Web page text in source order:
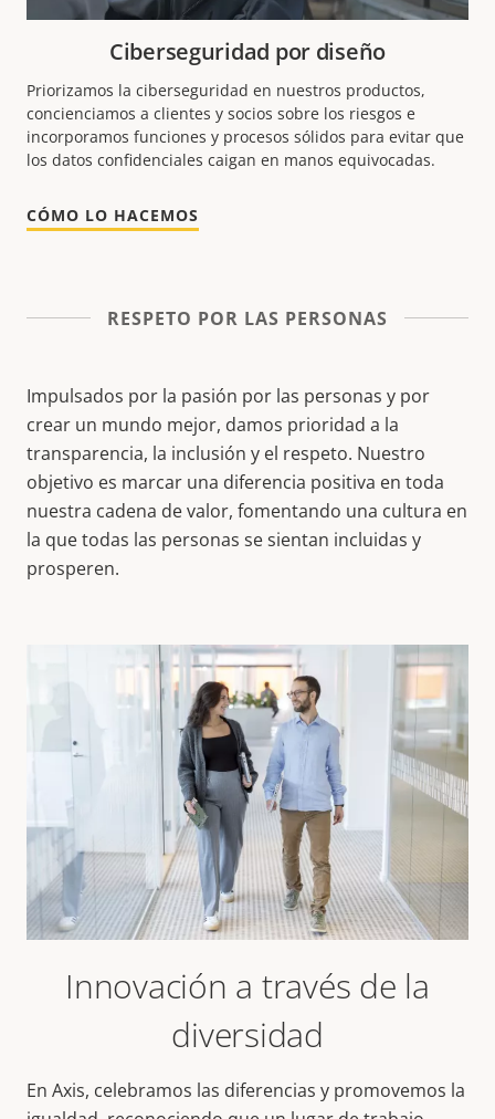
Ciberseguridad por diseño
Priorizamos la ciberseguridad en nuestros productos,
concienciamos a clientes y socios sobre los riesgos e
incorporamos funciones y procesos sólidos para evitar que
los datos confidenciales caigan en manos equivocadas.
CÓMO LO HACEMOS
RESPETO POR LAS PERSONAS
Impulsados por la pasión por las personas y por
crear un mundo mejor, damos prioridad a la
transparencia, la inclusión y el respeto. Nuestro
objetivo es marcar una diferencia positiva en toda
nuestra cadena de valor, fomentando una cultura en
la que todas las personas se sientan incluidas y
prosperen.
Innovación a través de la
diversidad
En Axis, celebramos las diferencias y promovemos la